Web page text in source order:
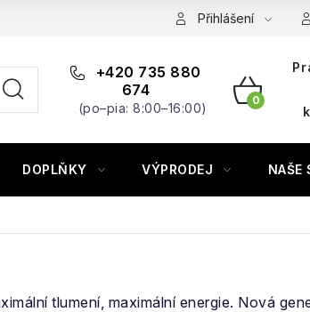
Přihlášení
+420 735 880
674
(po–pia: 8:00–16:00)
DOPLŇKY VÝPRODEJ NAŠE
tlumení, maximální energie. Nová